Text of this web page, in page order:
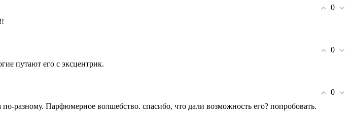
0
0
путают его с эксцентрик.
0
разному. Парфюмерное волшебство. спасибо, что дали возможность его? попробовать.